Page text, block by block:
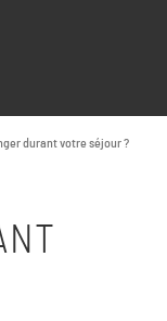
durant votre séjour ?